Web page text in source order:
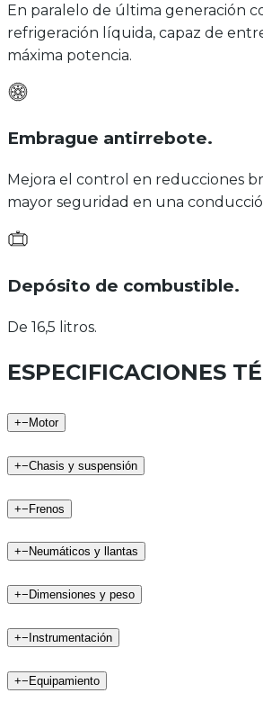
En paralelo de última generación
refrigeración líquida, capaz de
máxima potencia.
Embrague antirrebote.
Mejora el control en reducciones
mayor seguridad en una
Depósito de combustible.
De 16,5 litros.
ESPECIFICACIONES
+− Motor
+−Chasis y suspensión
+− Frenos
+− Neumáticos y llantas
+− Dimensiones y peso
+− Instrumentación
+−Equipamiento